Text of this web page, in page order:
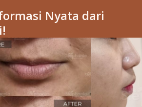
Nyata dari